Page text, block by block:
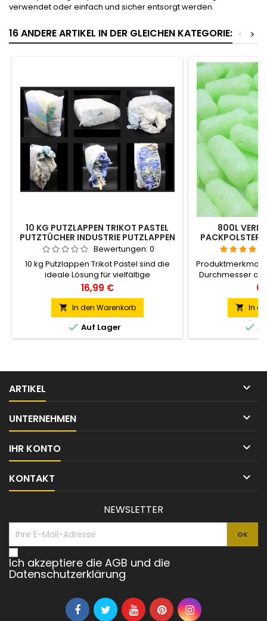
verwendet oder einfach und sicher entsorgt werden.
16 ANDERE ARTIKEL IN DER GLEICHEN KATEGORIE: >
<
10 KG PUTZLAPPEN TRIKOT PASTEL
PUTZTÜCHER INDUSTRIE PUTZLAPPEN
BAUMWOLLE
Bewertungen: 0
10 kg Putzlappen Trikot Pastel sind die
ideale Lösung für vielfältige
Reinigungsaufgaben. Diese
hochwertigen Putzlappen bestehen aus
saugfähigem und strapazierfähigem
Trikotmaterial in sanften Pastellfarben.
Die weichen Lappen ermöglichen eine
schonende Reinigung auf empfindlichen
Preis
16,99 €
 In den Warenkorb
 Auf Lager
800L
PACKPOLSTER
Durchmesser
30mm
Maisstärke
Dichte: ung. 8
Karton
Füllmaterial,
 In

ARTIKEL 
UNTERNEHMEN 
IHR KONTO 
KONTAKT 
NEWSLETTER
Ich akzeptiere die AGB und die
Datenschutzerklärung